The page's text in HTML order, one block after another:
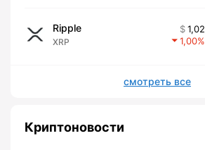
Ripple
XRP
1,02
1,00
смотреть все
Криптоновости